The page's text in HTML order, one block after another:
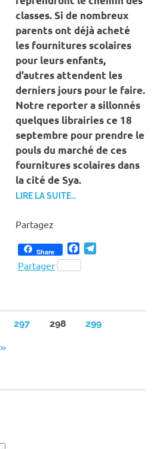
classes. Si de nombreux
parents ont déjà acheté
les fournitures scolaires
pour leurs enfants,
d’autres attendent les
derniers jours pour le faire.
Notre reporter a sillonnés
quelques librairies ce 18
septembre pour prendre le
pouls du marché de ces
fournitures scolaires dans
la cité de Sya.
LIRE LA SUITE…
Partagez
Share Facebook
Partager
297 298 299
NEXT
»